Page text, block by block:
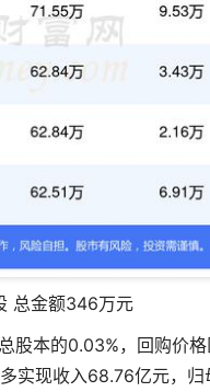
总金额346万元
本的0.03%，回购价
实现收入68.76亿元，归